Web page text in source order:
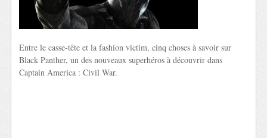
Entre le casse-tête et la fashion victim, cinq choses à savoir sur
Black Panther, un des nouveaux superhéros à découvrir dans
Captain America : Civil War.